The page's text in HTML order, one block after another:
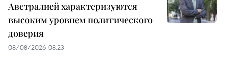
Австралией характеризуются
высоким уровнем политического
доверия
08/08/2026 08:23